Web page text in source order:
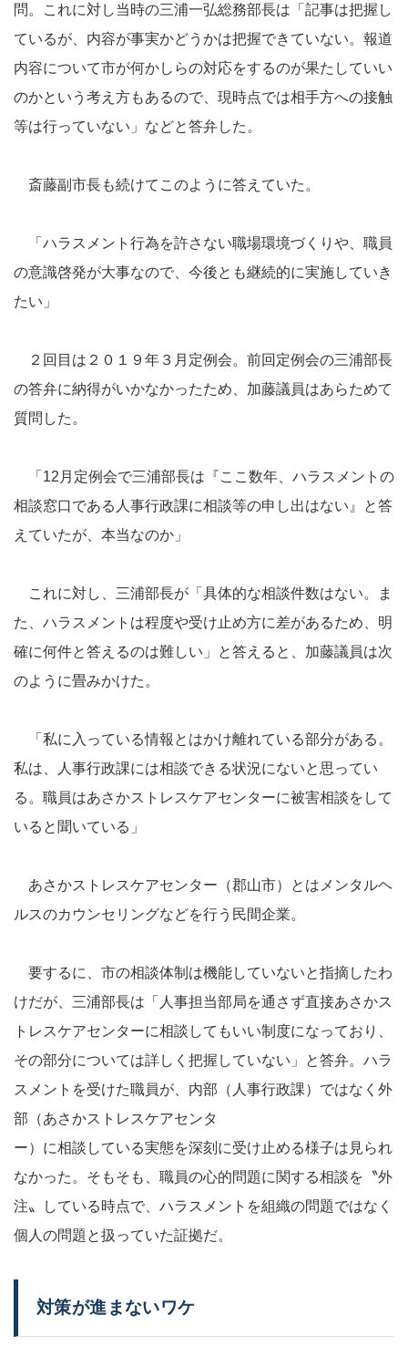
問。これに対し当時の三浦一弘総務部長は「記事は把握し
ているが、内容が事実かどうかは把握できていない。報道
内容について市が何かしらの対応をするのが果たしていい
のかという考え方もあるので、現時点では相手方への接触
等は行っていない」などと答弁した。
斎藤副市長も続けてこのように答えていた。
「ハラスメント行為を許さない職場環境づくりや、職員
の意識啓発が大事なので、今後とも継続的に実施していき
たい」
２回目は２０１９年３月定例会。前回定例会の三浦部長
の答弁に納得がいかなかったため、加藤議員はあらためて
質問した。
「12月定例会で三浦部長は『ここ数年、ハラスメントの
相談窓口である人事行政課に相談等の申し出はない』と答
えていたが、本当なのか」
これに対し、三浦部長が「具体的な相談件数はない。ま
た、ハラスメントは程度や受け止め方に差があるため、明
確に何件と答えるのは難しい」と答えると、加藤議員は次
のように畳みかけた。
「私に入っている情報とはかけ離れている部分がある。
私は、人事行政課には相談できる状況にないと思ってい
る。職員はあさかストレスケアセンターに被害相談をして
いると聞いている」
あさかストレスケアセンター（郡山市）とはメンタルヘ
ルスのカウンセリングなどを行う民間企業。
要するに、市の相談体制は機能していないと指摘したわ
けだが、三浦部長は「人事担当部局を通さず直接あさかス
トレスケアセンターに相談してもいい制度になっており、
その部分については詳しく把握していない」と答弁。ハラ
スメントを受けた職員が、内部（人事行政課）ではなく外
部（あさかストレスケアセンタ
ー）に相談している実態を深刻に受け止める様子は見られ
なかった。そもそも、職員の心的問題に関する相談を〝外
注〟している時点で、ハラスメントを組織の問題ではなく
個人の問題と扱っていた証拠だ。
対策が進まないワケ